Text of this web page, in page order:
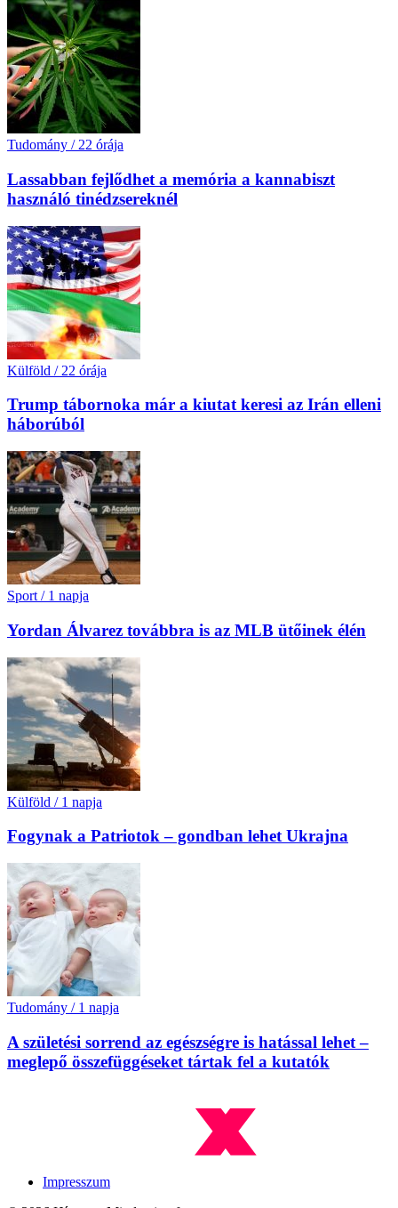
Tudomány / 22 órája
Lassabban fejlődhet a memória a kannabiszt
használó tinédzsereknél
Külföld / 22 órája
Trump tábornoka már a kiutat keresi az Irán elleni
háborúból
Sport / 1 napja
Yordan Álvarez továbbra is az MLB ütőinek élén
Külföld / 1 napja
Fogynak a Patriotok – gondban lehet Ukrajna
Tudomány / 1 napja
A születési sorrend az egészségre is hatással lehet –
meglepő összefüggéseket tártak fel a kutatók
Impresszum